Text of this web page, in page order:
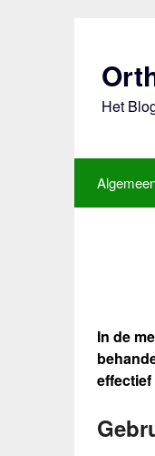
Het
In de
effectief